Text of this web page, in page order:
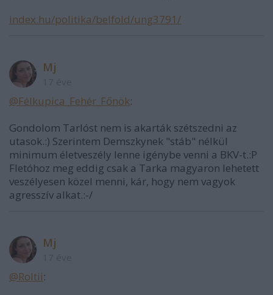
index.hu/politika/belfold/ung3791/
Mj
@Félkupica_Fehér_Főnök:
Gondolom Tarlóst nem is akarták szétszedni az
utasok.:) Szerintem Demszkynek "stáb" nélkül
minimum életveszély lenne igénybe venni a BKV-t.:P
Fletóhoz meg eddig csak a Tarka magyaron lehetett
veszélyesen közel menni, kár, hogy nem vagyok
agresszív alkat.:-/
Mj
@Roltii: